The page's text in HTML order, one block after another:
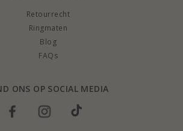
Retourrecht
Ringmaten
Blog
FAQs
ONS OP SOCIAL MEDIA